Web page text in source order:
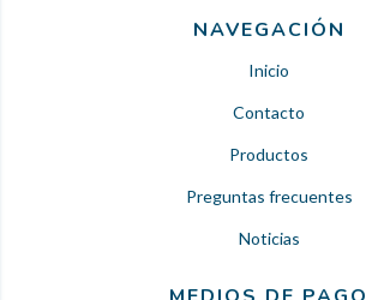
NAVEGACIÓN
Inicio
Contacto
Productos
Preguntas frecuentes
Noticias